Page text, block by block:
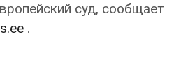
суд, сообщает
.